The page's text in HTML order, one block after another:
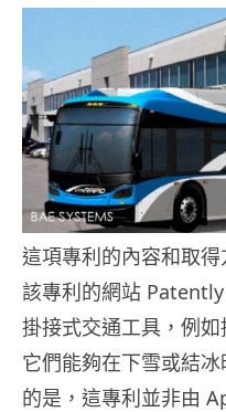
這項專利的內容和取
該專利的網站
掛接式交通工具，例
它們能夠在下雪或結
的是，這專利並非由